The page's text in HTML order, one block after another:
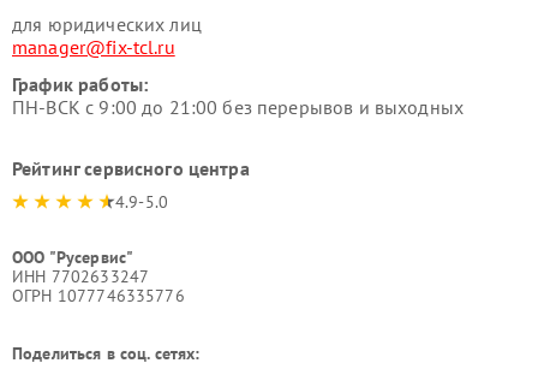
для юридических лиц
manager@fix-tcl.ru
График работы:
ПН-ВСК с 9:00 до 21:00 без перерывов и выходных
Рейтинг сервисного центра
4.9-5.0
ООО "Русервис"
ИНН 7702633247
ОГРН 1077746335776
Поделиться в соц. сетях: